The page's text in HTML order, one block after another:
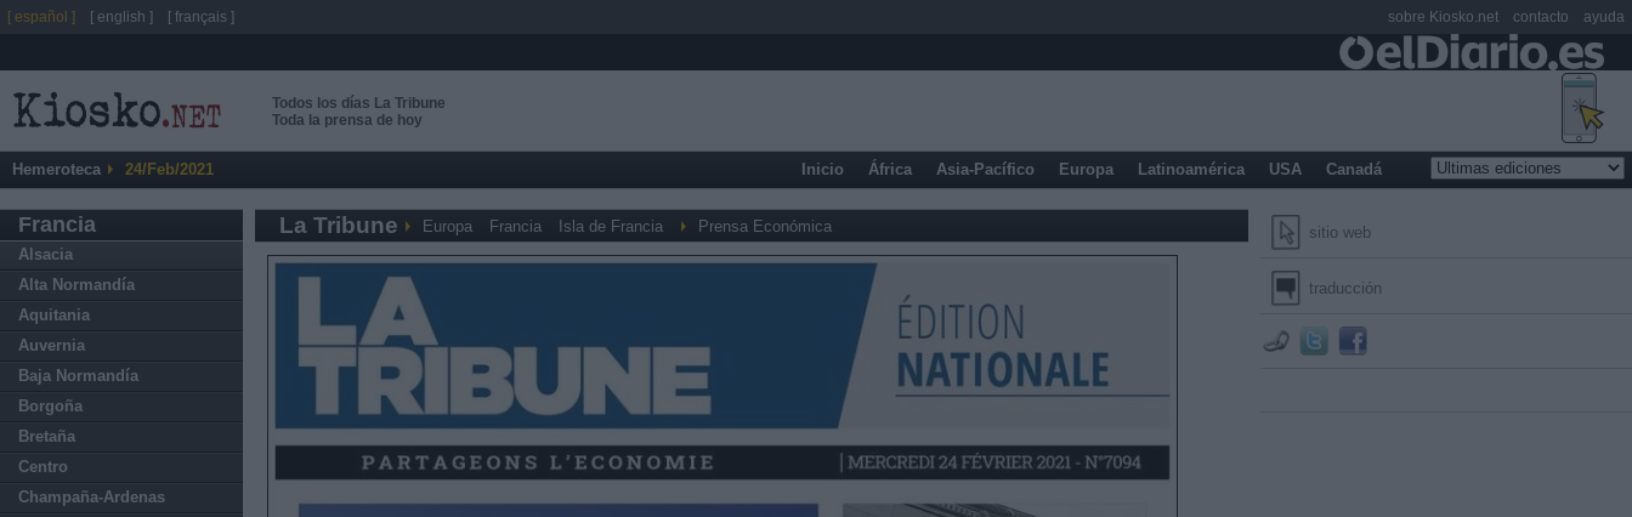
Todos los días La Tribune
Toda la prensa de hoy
Hemeroteca 24/Feb/2021 Inicio África Asia-Pacífico Europa Latinoamérica USA Canadá
Francia
Alsacia
Alta Normandía
Aquitania
Auvernia
Baja Normandía
Borgoña
Bretaña
Centro
Champaña-Ardenas
sitio web
traducción
La Tribune Europa Francia Isla de Francia Prensa Económica
[ español ] [ english ] [ français ] sobre Kiosko.net contacto ayuda